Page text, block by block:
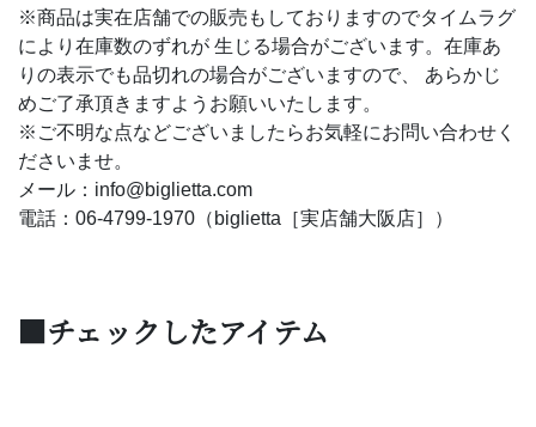
※商品は実在店舗での販売もしておりますのでタイムラグ
により在庫数のずれが 生じる場合がございます。在庫あ
りの表示でも品切れの場合がございますので、 あらかじ
めご了承頂きますようお願いいたします。
※ご不明な点などございましたらお気軽にお問い合わせく
ださいませ。
メール：info@biglietta.com
電話：06-4799-1970（biglietta［実店舗大阪店］）
■チェックしたアイテム